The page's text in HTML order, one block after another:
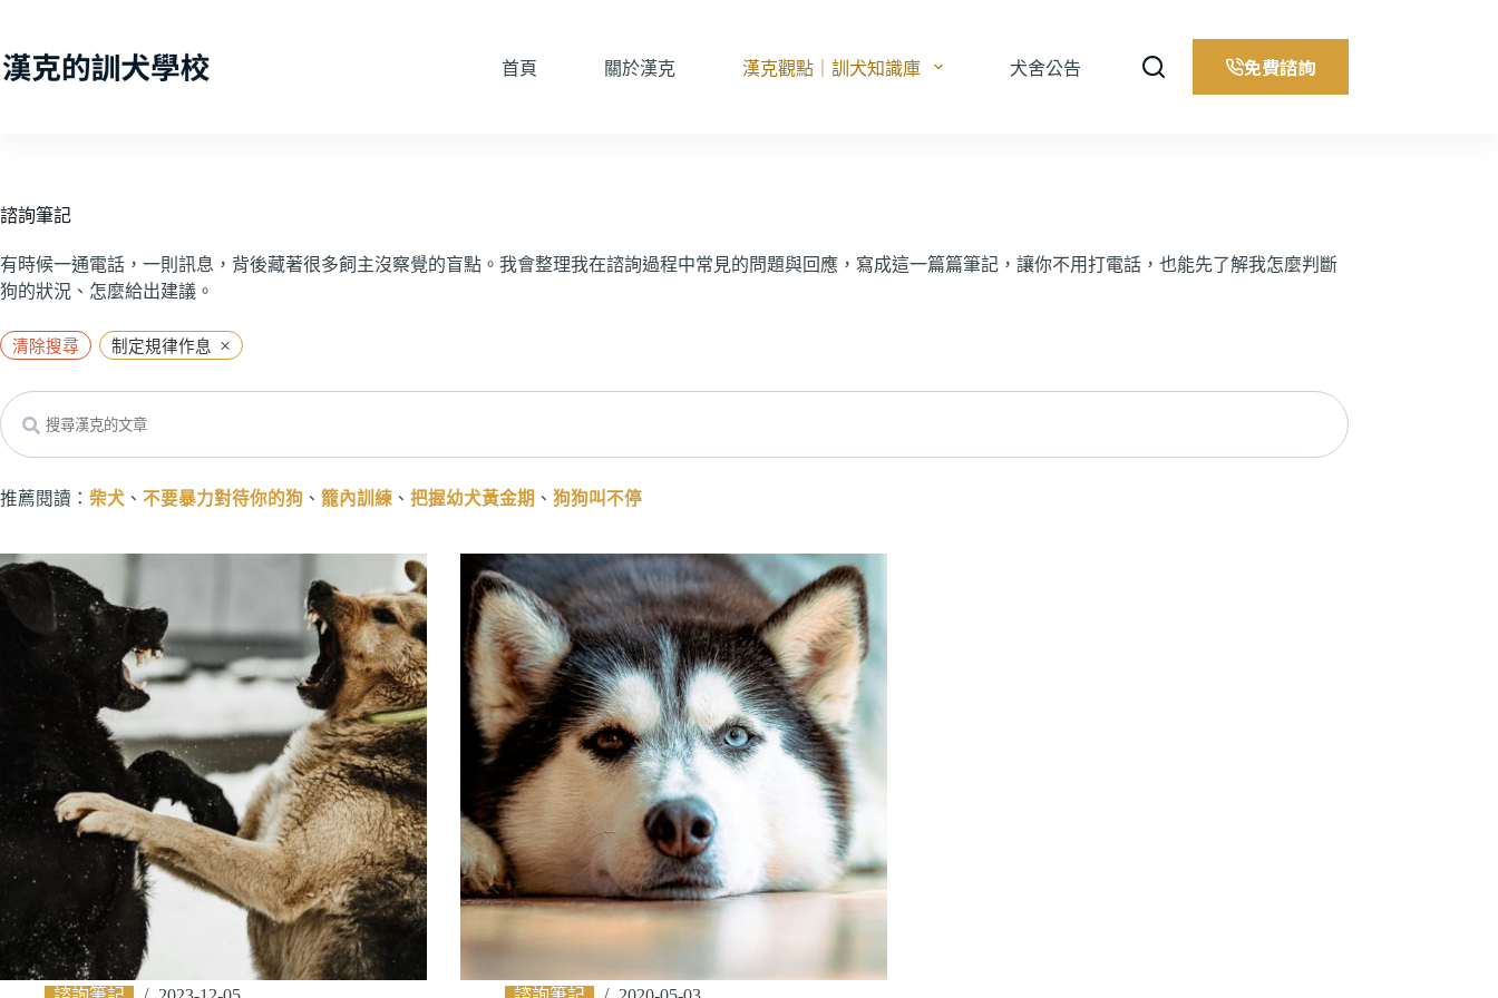
主
首頁 關於漢克 漢克觀點｜訓犬知識庫 犬舍公告 免費諮詢
諮詢筆記
有時候一通電話，一則訊息，背後藏著很多飼主沒察覺的盲點。我會整理我在諮詢過程中常見的問題與回應，寫成這一篇篇筆記，讓你不用打電話，也能先了解我怎麼判斷
狗的狀況、怎麼給出建議。
清除搜尋 制定規律作息 ×
Search
推薦閱讀： 柴犬 、 不要暴力對待你的狗 、 籠內訓練 、 把握幼犬黃金期 、 狗狗叫不停